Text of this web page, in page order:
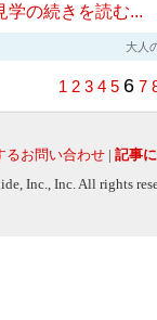
学の続きを読む...
大人
1 2 3 4 5 6 7
るお問い合わせ | 記事
Inc., Inc. All rights